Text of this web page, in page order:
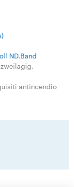
ND.Band
antincendio